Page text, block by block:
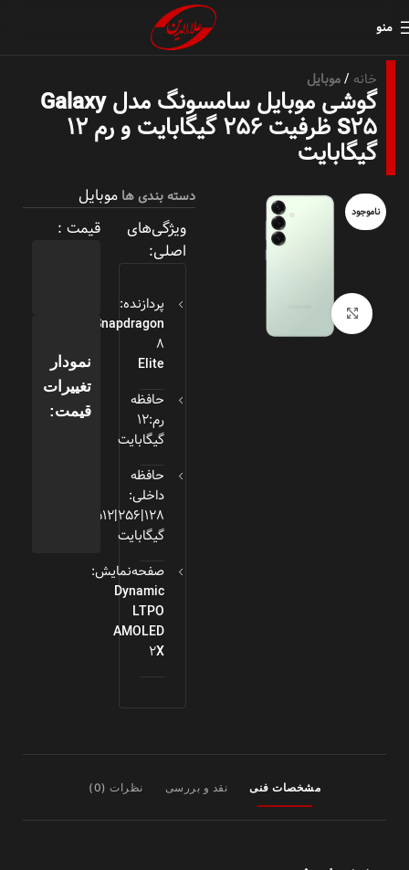
منو
خانه موبایل
گوشی موبایل سامسونگ مدل Galaxy
S25 ظرفیت ۲۵۶ گیگابایت و رم ۱۲
گیگابایت
ناموجود
بزرگنمایی تصویر
دسته بندی ها موبایل
ویژگی‌های
اصلی:
پردازنده:
Snapdragon
8
Elite
حافظه
رم:12
گیگابایت
حافظه
داخلی:
128|256|512
گیگابایت
صفحه‌نمایش:
Dynamic
LTPO
AMOLED
2X
قیمت :
نمودار
تغییرات
قیمت:
مشخصات فنی نقد و بررسی نظرات (0)